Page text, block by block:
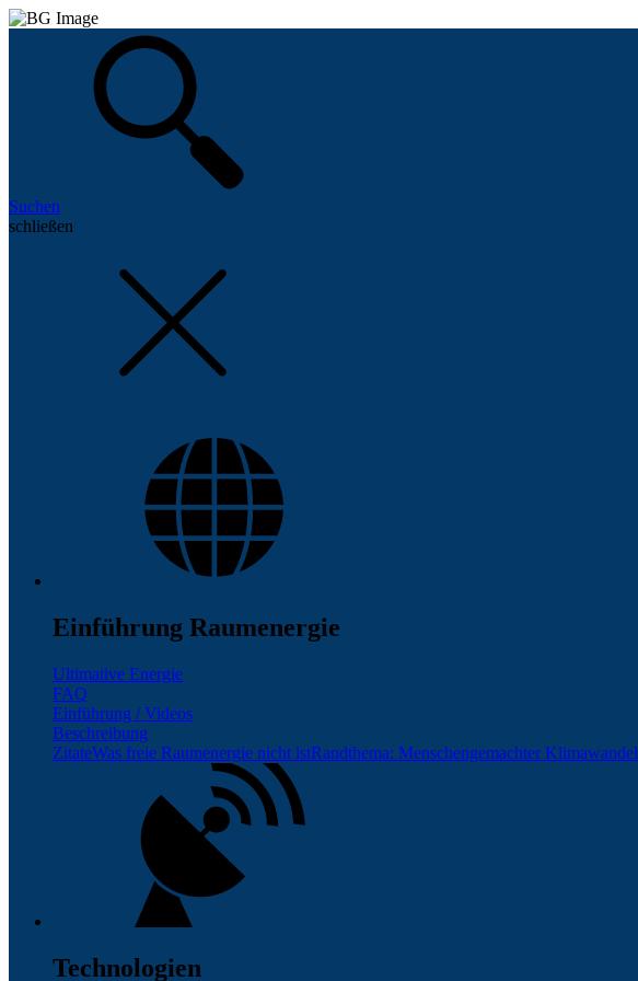
Suchen
schließen
Einführung Raumenergie
Ultimative Energie
FAQ
Einführung / Videos
Beschreibung
ZitateWas freie Raumenergie nicht istRandthema: Menschengemachter Klimawandel
Technologien